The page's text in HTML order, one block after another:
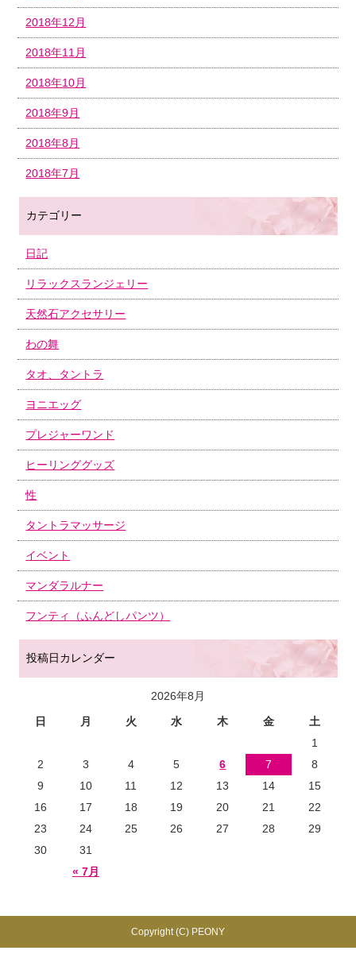
2018年12月
2018年11月
2018年10月
2018年9月
2018年8月
2018年7月
カテゴリー
日記
リラックスランジェリー
天然石アクセサリー
わの舞
タオ、タントラ
ヨニエッグ
プレジャーワンド
ヒーリンググッズ
性
タントラマッサージ
イベント
マンダラルナー
フンティ（ふんどしパンツ）
投稿日カレンダー
2026年8月
日
月 火 水 木 金 土
« 7月
1
2
3 4 5 6 7
8
9
10 11 12 13 14
15
16
17 18 19 20 21
22
23
24 25 26 27 28
29
30
31
Copyright (C) PEONY